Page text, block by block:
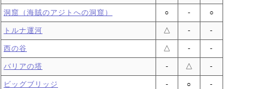
洞窟（海賊のアジトへの洞窟） ○ ‐ ○
トルナ運河 △ ‐ ‐
西の谷 △ ‐ ‐
バリアの塔 ‐ △ ‐
ビッグブリッジ ‐ ○ ‐